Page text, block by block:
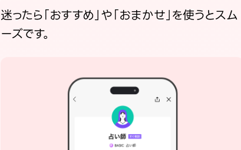
迷ったら「おすすめ」や「おまかせ」を使うとスム
ーズです。